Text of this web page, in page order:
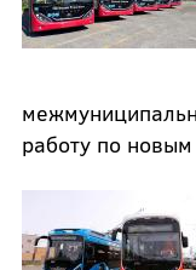
работу по новым